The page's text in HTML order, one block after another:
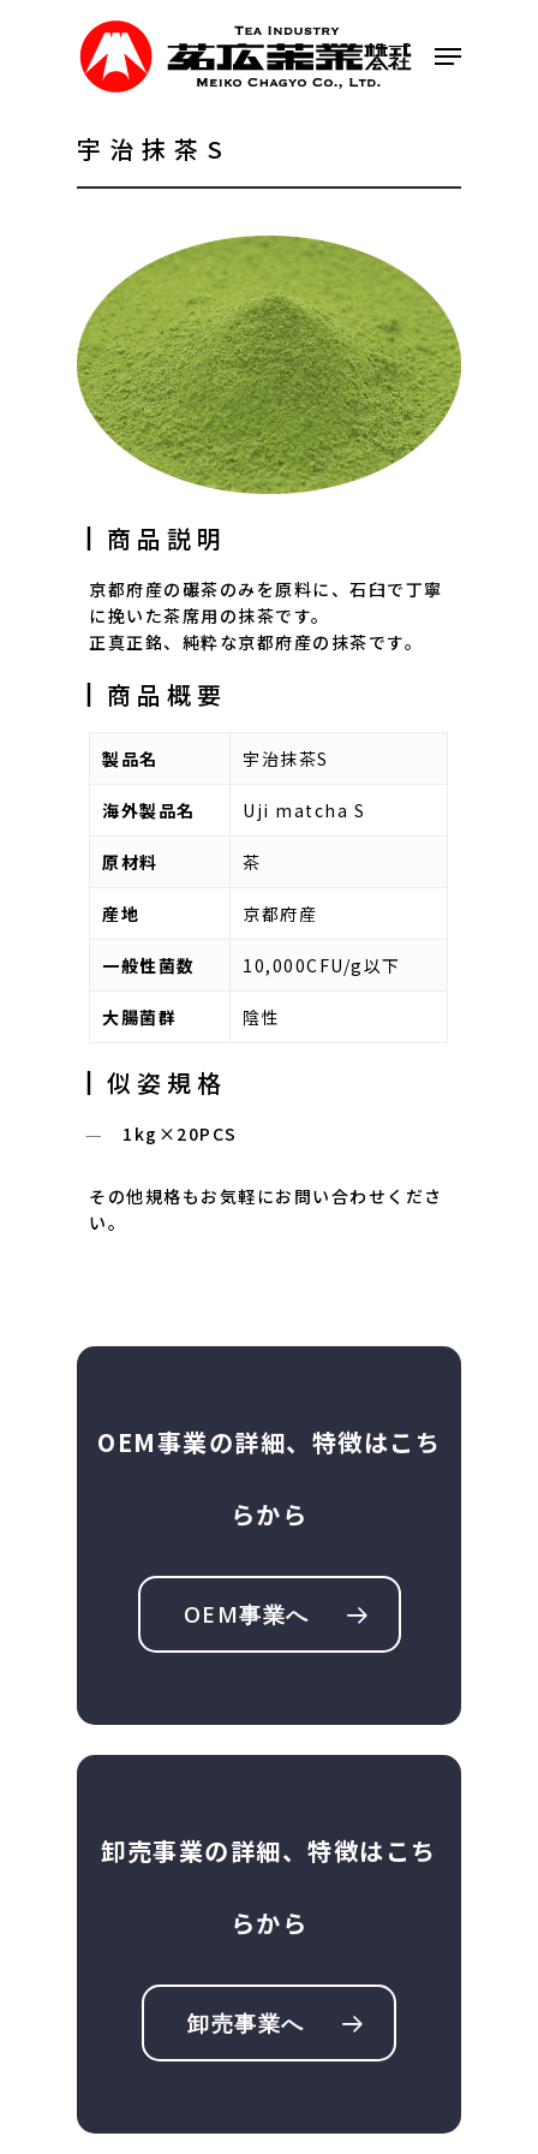
Menu
宇治抹茶S
┃商品説明
京都府産の碾茶のみを原料に、石臼で丁寧
に挽いた茶席用の抹茶です。
正真正銘、純粋な京都府産の抹茶です。
┃商品概要
製品名 宇治抹茶S
海外製品名 Uji matcha S
原材料 茶
産地 京都府産
一般性菌数 10,000CFU/g以下
大腸菌群 陰性
┃似姿規格
1kg×20PCS
その他規格もお気軽にお問い合わせくださ
い。
OEM事業の詳細、特徴はこち
らから
OEM事業へ
卸売事業の詳細、特徴はこち
らから
卸売事業へ